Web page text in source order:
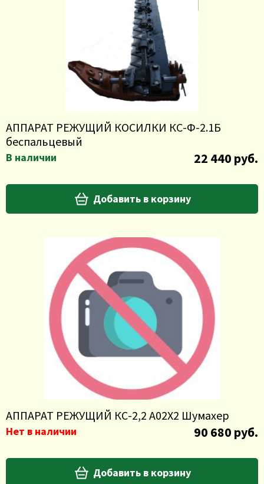
АППАРАТ РЕЖУЩИЙ КОСИЛКИ КС-Ф-2.1Б
беспальцевый
В наличии 22 440 руб.
Добавить в корзину
АППАРАТ РЕЖУЩИЙ КС-2,2 А02Х2 Шумахер
Нет в наличии 90 680 руб.
Добавить в корзину